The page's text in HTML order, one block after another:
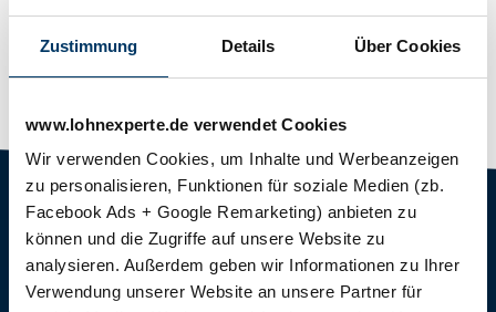
Zustimmung Details Über Cookies
www.lohnexperte.de verwendet Cookies
Wir verwenden Cookies, um Inhalte und Werbeanzeigen
zu personalisieren, Funktionen für soziale Medien (zb.
Facebook Ads + Google Remarketing) anbieten zu
können und die Zugriffe auf unsere Website zu
analysieren. Außerdem geben wir Informationen zu Ihrer
Verwendung unserer Website an unsere Partner für
Letzte Aktualisierung: 11.06.2019. 16:02
TARIFE
Navigation
classic.LOHN
comfort.LOHN
comfort.BAULOHN
FÜR STEUERBERATER
Navigation
Steuerberater & Kanzleien
Baulohnabrechnung für
Steuerberater